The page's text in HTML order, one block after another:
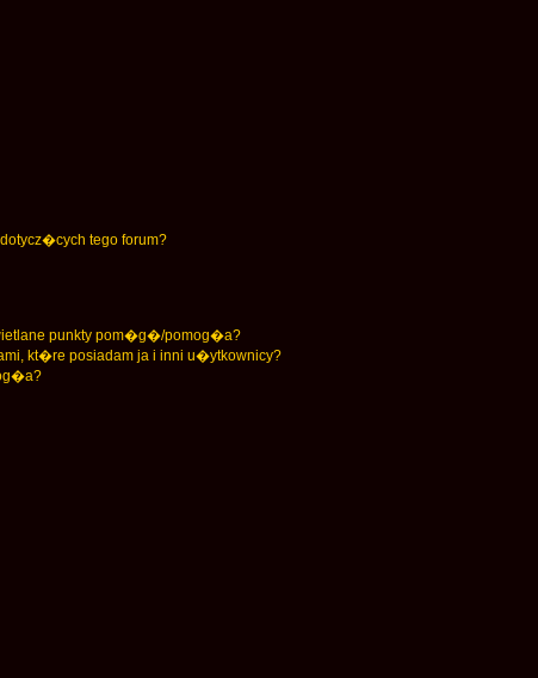
tego forum?
punkty pom�g�/pomog�a?
kt�re posiadam ja i inni u�ytkownicy?